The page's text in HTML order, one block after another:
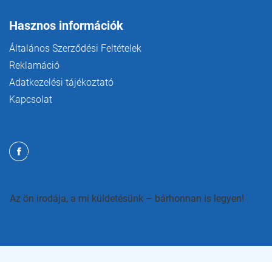
Hasznos információk
Általános Szerződési Feltételek
Reklamáció
Adatkezelési tájékoztató
Kapcsolat
Az ön irodája, a mi küldetésünk – bárhonnan is legyen!